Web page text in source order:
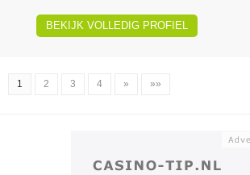
BEKIJK VOLLEDIG PROFIEL
1 2 3 4 » »»